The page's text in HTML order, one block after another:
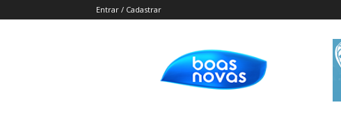
Entrar / Cadastrar
Novas